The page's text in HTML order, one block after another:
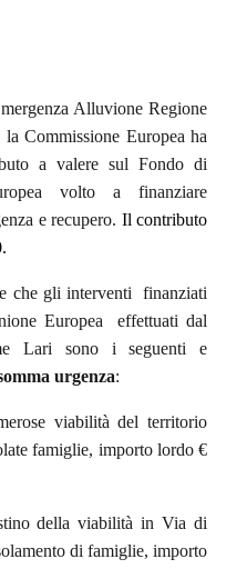
Alluvione Regione
Commissione Europea ha
a valere sul Fondo di
volto a finanziare
e recupero. Il contributo
.
che gli interventi finanziati
Europeaeffettuati dal
Lari sono i seguenti e
urgenza:
viabilità del territorio
famiglie, importo lordo €
della viabilità in Via di
di famiglie, importo